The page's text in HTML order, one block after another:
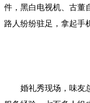
件，黑白电视机、古
路人纷纷驻足，拿起手
婚礼秀现场，味友总